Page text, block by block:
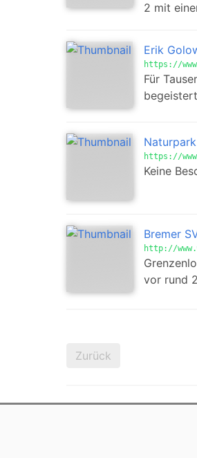
2 mit
Erik
https://
Für
https://
Keine
Bremer
http://
vor rund
Zurück